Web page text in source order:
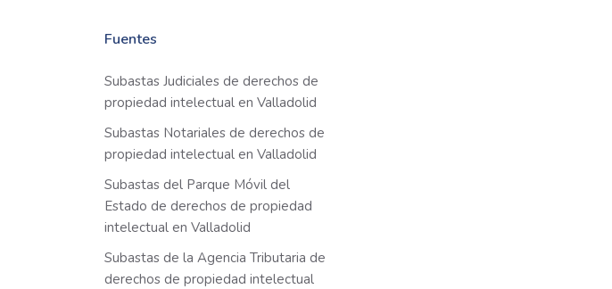
Fuentes
Subastas Judiciales de derechos de
propiedad intelectual en Valladolid
Subastas Notariales de derechos de
propiedad intelectual en Valladolid
Subastas del Parque Móvil del
Estado de derechos de propiedad
intelectual en Valladolid
Subastas de la Agencia Tributaria de
derechos de propiedad intelectual